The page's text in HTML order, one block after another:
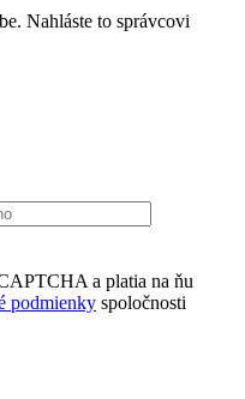
Nahláste to správcovi
a platia na ňu
podmienky spoločnosti